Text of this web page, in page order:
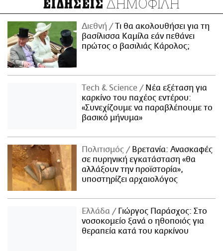
ΕΙΔΗΣΕΙΣ
Διεθνή
Τι θα ακολουθήσει για τη
βασίλισσα Καμίλα εάν πεθάνει
πρώτος ο βασιλιάς Κάρολος;
Τech & Science
Νέα εξέταση για
καρκίνο του παχέος εντέρου:
«Συνεχίζουμε να παραβλέπουμε το
βασικό μήνυμα»
Πολιτισμός
Βρετανία: Ανασκαφές
σε πυρηνική εγκατάσταση «θα
αλλάξουν την προϊστορία»,
υποστηρίζει αρχαιολόγος
Ελλάδα
Γιώργος Παράσχος: Στο
νοσοκομείο ξανά ο ηθοποιός για
θεραπεία κατά του καρκίνου